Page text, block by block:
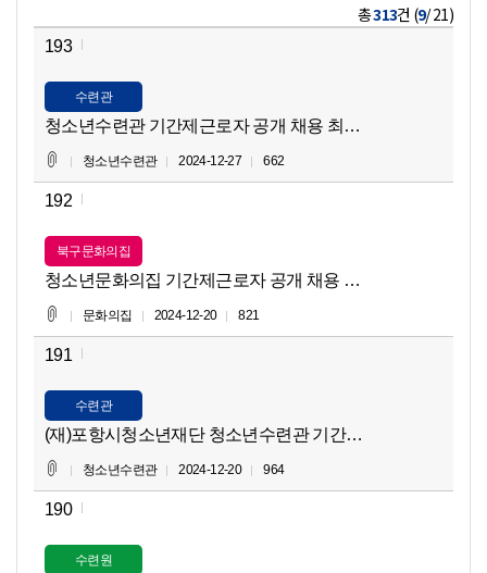
총313건 (9/ 21)
193
수련관
청소년수련관 기간제근로자 공개 채용 최종합격자 공고
청소년수련관 2024-12-27 662
192
북구문화의집
청소년문화의집 기간제근로자 공개 채용 최종합격자 공고
문화의집 2024-12-20 821
191
수련관
(재)포항시청소년재단 청소년수련관 기간제근로자(환경미
청소년수련관 2024-12-20 964
190
수련원